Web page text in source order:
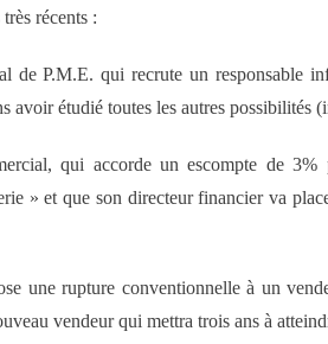
récents :
de P.M.E. qui recrute un responsable
avoir étudié toutes les autres
qui accorde un escompte de
» et que son directeur financier va
une rupture conventionnelle à un
vendeur qui mettra trois ans à